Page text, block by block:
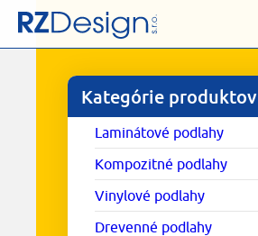
Kategórie produktov
Laminátové podlahy
Kompozitné podlahy
Vinylové podlahy
Drevenné podlahy